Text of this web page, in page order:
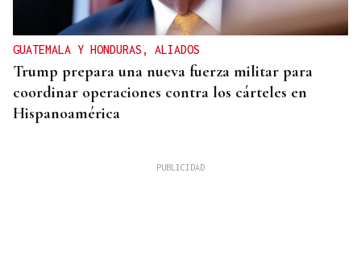
GUATEMALA Y HONDURAS, ALIADOS
Trump prepara una nueva fuerza militar para
coordinar operaciones contra los cárteles en
Hispanoamérica